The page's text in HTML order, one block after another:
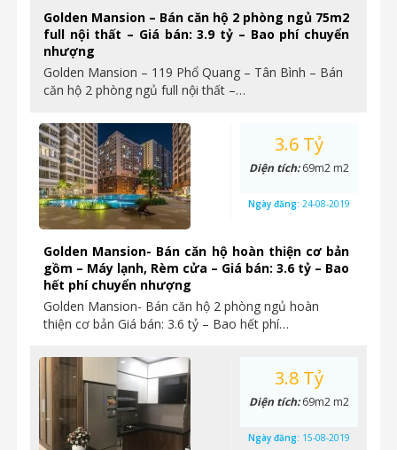
Golden Mansion – Bán căn hộ 2 phòng ngủ 75m2
full nội thất – Giá bán: 3.9 tỷ – Bao phí chuyển
nhượng
Golden Mansion – 119 Phổ Quang – Tân Bình – Bán
căn hộ 2 phòng ngủ full nội thất –…
Golden Mansion- Bán căn hộ hoàn thiện cơ bản
gồm – Máy lạnh, Rèm cửa – Giá bán: 3.6 tỷ – Bao
hết phí chuyển nhượng
Golden Mansion- Bán căn hộ 2 phòng ngủ hoàn
thiện cơ bản Giá bán: 3.6 tỷ – Bao hết phí…
3.6 Tỷ
Diện tích:69m2 m2
Ngày đăng: 24-08-2019
3.8 Tỷ
Diện tích:69m2 m2
Ngày đăng: 15-08-2019